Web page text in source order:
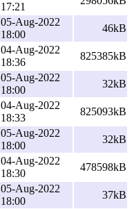
17:21
05-Aug-2022
18:00
46kB
04-Aug-2022
18:36
825385kB
05-Aug-2022
18:00
32kB
04-Aug-2022
18:33
825093kB
05-Aug-2022
18:00
32kB
04-Aug-2022
18:30
478598kB
05-Aug-2022
18:00
37kB